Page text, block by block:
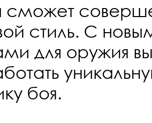
сможет
стиль. С
для оружия
боя.